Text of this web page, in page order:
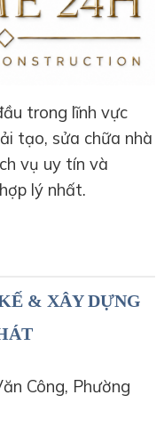
trong lĩnh vực
tạo, sửa chữa nhà
vụ uy tín và
lý nhất.
& XÂY DỰNG
Công, Phường